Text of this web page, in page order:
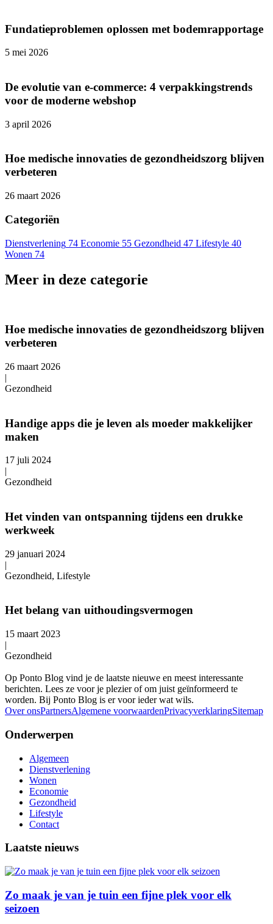
Fundatieproblemen oplossen met bodemrapportage
5 mei 2026
De evolutie van e-commerce: 4 verpakkingstrends
voor de moderne webshop
3 april 2026
Hoe medische innovaties de gezondheidszorg blijven
verbeteren
26 maart 2026
Categoriën
Dienstverlening 74 Economie 55 Gezondheid 47 Lifestyle 40
Wonen 74
Meer in deze categorie
Hoe medische innovaties de gezondheidszorg blijven
verbeteren
26 maart 2026
|
Gezondheid
Handige apps die je leven als moeder makkelijker
maken
17 juli 2024
|
Gezondheid
Het vinden van ontspanning tijdens een drukke
werkweek
29 januari 2024
|
Gezondheid, Lifestyle
Het belang van uithoudingsvermogen
15 maart 2023
|
Gezondheid
Op Ponto Blog vind je de laatste nieuwe en meest interessante
berichten. Lees ze voor je plezier of om juist geïnformeerd te
worden. Bij Ponto Blog is er voor ieder wat wils.
Over onsPartnersAlgemene voorwaardenPrivacyverklaringSitemap
Onderwerpen
Algemeen
Dienstverlening
Wonen
Economie
Gezondheid
Lifestyle
Contact
Laatste nieuws
Zo maak je van je tuin een fijne plek voor elk
seizoen